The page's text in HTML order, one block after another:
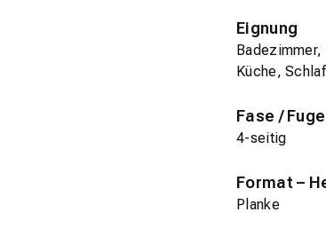
Eignung
Küche,
Fase / Fuge
4-seitig
Format –
Planke